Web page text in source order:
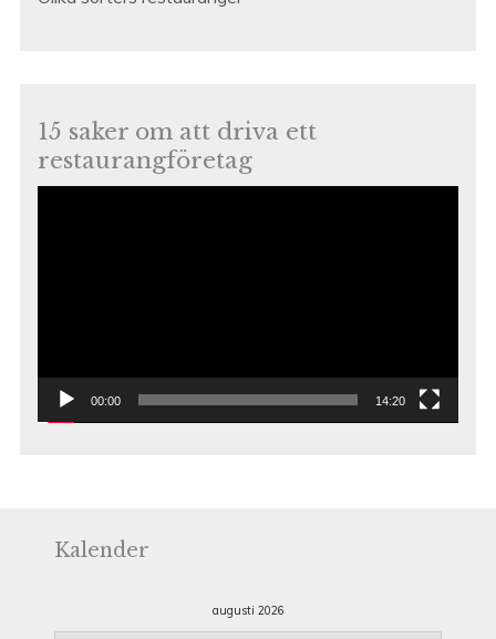
15 saker om att driva ett
restaurangföretag
00:00 14:20
Kalender
augusti 2026